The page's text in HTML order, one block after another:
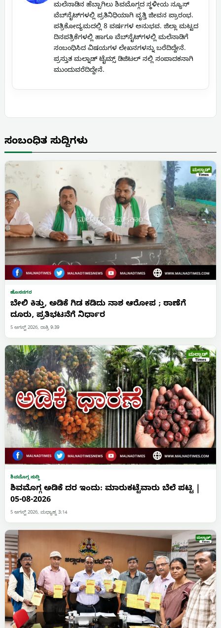
ಮಲೆನಾಡಿನ ಹೆಬ್ಬಾಗಿಲು ಶಿವಮೊಗ್ಗದ ಸ್ಥಳೀಯ ನ್ಯೂಸ್
ವೆಬ್‌ಸೈಟ್‌ಗಳಲ್ಲಿ ಪ್ರತಿನಿಧಿಯಾಗಿ ವೃತ್ತಿ ಜೀವನ ಪ್ರಾರಂಭ.
ಪತ್ರಿಕೋದ್ಯಮದಲ್ಲಿ 8 ವರ್ಷಗಳ ಅನುಭವ. ಜಿಲ್ಲಾ ಮಟ್ಟದ
ದಿನಪತ್ರಿಕೆಗಳಲ್ಲಿ ಹಾಗೂ ವೆಬ್‌ಸೈಟ್‌ಗಳಲ್ಲಿ ಮಲೆನಾಡಿಗೆ
ಸಂಬಂಧಿಸಿದ ವಿಷಯಗಳ ಲೇಖನಗಳನ್ನು ಬರೆದಿದ್ದೇನೆ.
ಪ್ರಸ್ತುತ ಮಲ್ನಾಡ್ ಟೈಮ್ಸ್ ಡಿಜಿಟಲ್ ನಲ್ಲಿ ಸಂಪಾದಕನಾಗಿ
ಮುಂದುವರೆದಿದ್ದೇನೆ.
ಸಂಬಂಧಿತ ಸುದ್ದಿಗಳು
ಹೊಸನಗರ
ಬೇಲಿ ಕಿತ್ತು, ಅಡಿಕೆ ಗಿಡ ಕಡಿದು ನಾಶ ಆರೋಪ ; ಠಾಣೆಗೆ
ದೂರು, ಪ್ರತಿಭಟನೆಗೆ ನಿರ್ಧಾರ
5 ಆಗಸ್ಟ್ 2026, ರಾತ್ರಿ 9:39
ಶಿವಮೊಗ್ಗ ಸುದ್ದಿ
ಶಿವಮೊಗ್ಗ ಅಡಿಕೆ ದರ ಇಂದು: ಮಾರುಕಟ್ಟೆವಾರು ಬೆಲೆ ಪಟ್ಟಿ |
05-08-2026
5 ಆಗಸ್ಟ್ 2026, ಮಧ್ಯಾಹ್ನ 3:14